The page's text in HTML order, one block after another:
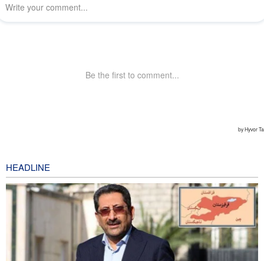
HEADLINE